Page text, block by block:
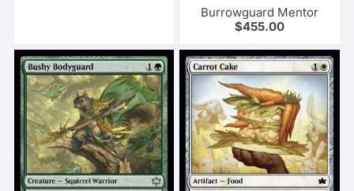
Burrowguard Mentor
$455.00